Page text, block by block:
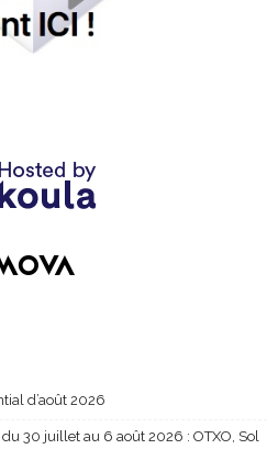
d’août 2026
30 juillet au 6 août 2026 : OTXO, Sol